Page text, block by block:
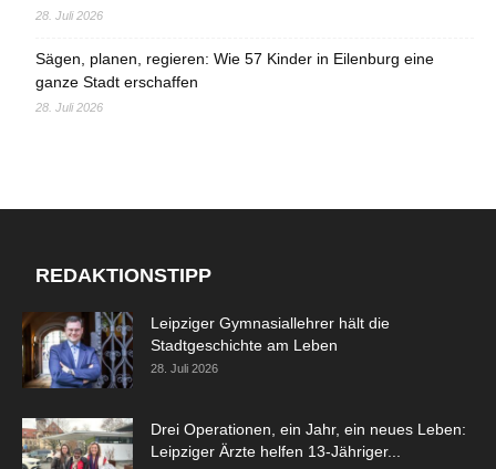
28. Juli 2026
Sägen, planen, regieren: Wie 57 Kinder in Eilenburg eine
ganze Stadt erschaffen
28. Juli 2026
REDAKTIONSTIPP
Leipziger Gymnasiallehrer hält die
Stadtgeschichte am Leben
28. Juli 2026
Drei Operationen, ein Jahr, ein neues Leben:
Leipziger Ärzte helfen 13-Jähriger...